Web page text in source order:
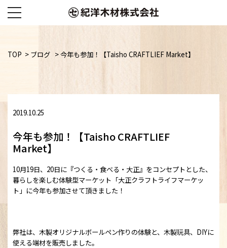
Skip
content
TOP > ブログ >今年も参加！【Taisho CRAFTLIEF Market】
2019.10.25
今年も参加！【Taisho CRAFTLIEF
Market】
10月19日、20日に『つくる・食べる・大正』をコンセプトとした、
暮らしを楽しむ体験型マーケット「大正クラフトライフマーケッ
ト」に今年も参加させて頂きました！
弊社は、木製オリジナルボールペン作りの体験と、木製玩具、DIYに
使える端材を販売しました。